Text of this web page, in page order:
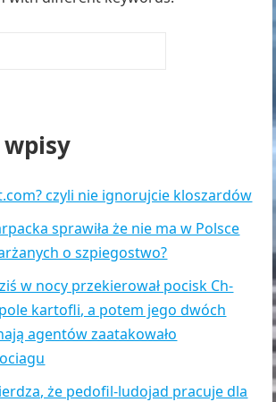
czyli nie ignorujcie kloszardów
sprawiła że nie ma w Polsce
o szpiegostwo?
w nocy przekierował pocisk Ch-
kartofli, a potem jego dwóch
agentów zaatakowało
że pedofil-ludojad pracuje dla